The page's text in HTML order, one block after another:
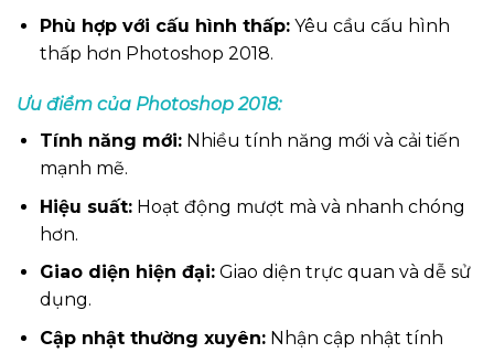
Phù hợp với cấu hình thấp:Yêu cầu cấu hình
thấp hơn Photoshop 2018.
Ưu điểm của Photoshop 2018:
Tính năng mới:Nhiều tính năng mới và cải tiến
mạnh mẽ.
Hiệu suất:Hoạt động mượt mà và nhanh chóng
hơn.
Giao diện hiện đại:Giao diện trực quan và dễ sử
dụng.
Cập nhật thường xuyên:Nhận cập nhật tính